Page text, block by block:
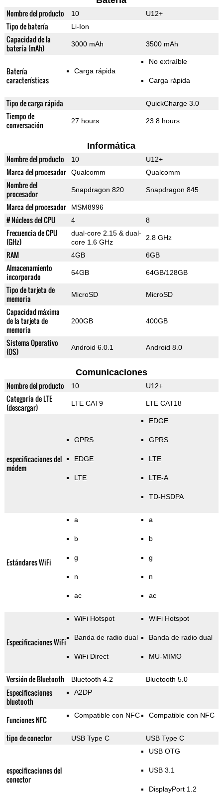
Nombre del producto 10 U12+
Tipo de batería Li-Ion
Capacidad de la
batería (mAh)
3000 mAh 3500 mAh
Batería
características
Carga rápida
No extraíble
Carga rápida
Tipo de carga rápida QuickCharge 3.0
Tiempo de
conversación
27 hours 23.8 hours
Informática
Nombre del producto 10 U12+
Marca del procesador Qualcomm Qualcomm
Nombre del
procesador
Snapdragon 820 Snapdragon 845
Marca del procesador MSM8996
# Núcleos del CPU 4 8
Frecuencia de CPU
(GHz)
dual-core 2.15 & dual-
core 1.6 GHz
2.8 GHz
RAM 4GB 6GB
Almacenamiento
incorporado
64GB 64GB/128GB
Tipo de tarjeta de
memoria
MicroSD MicroSD
Capacidad máxima
de la tarjeta de
memoria
200GB 400GB
Sistema Operativo
(OS)
Android 6.0.1 Android 8.0
Comunicaciones
Nombre del producto 10 U12+
Categoría de LTE
(descargar)
LTE CAT9 LTE CAT18
especificaciones del
módem
GPRS
EDGE
LTE
EDGE
GPRS
LTE
LTE-A
TD-HSDPA
Estándares WiFi
a
b
g
n
ac
a
b
g
n
ac
Especificaciones WiFi
WiFi Hotspot
Banda de radio dual
WiFi Direct
WiFi Hotspot
Banda de radio dual
MU-MIMO
Versión de Bluetooth Bluetooth 4.2 Bluetooth 5.0
Especificaciones
bluetooth
A2DP
Funciones NFC Compatible con NFC Compatible con NFC
tipo de conector USB Type C USB Type C
especificaciones del
conector
USB OTG
USB 3.1
DisplayPort 1.2